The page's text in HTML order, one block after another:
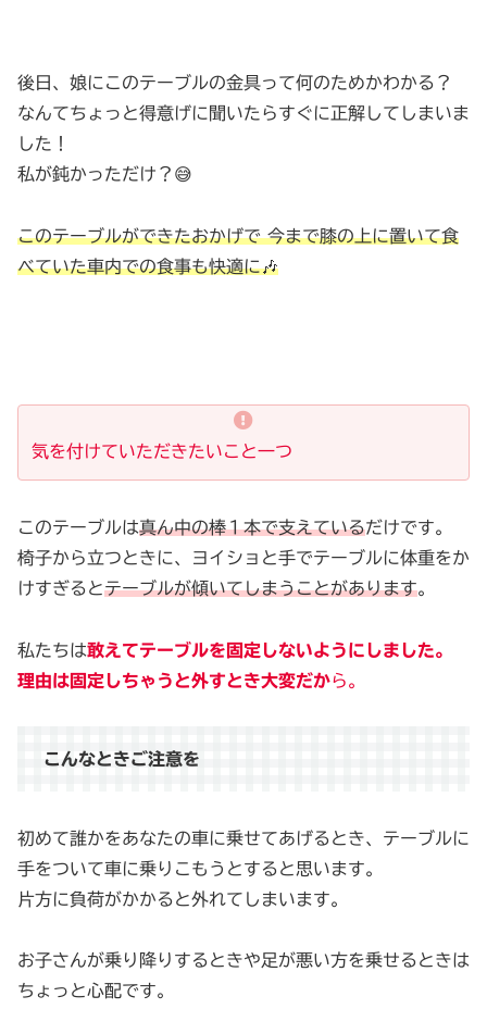
後日、娘にこのテーブルの金具って何のためかわかる？
なんてちょっと得意げに聞いたらすぐに正解してしまいま
した！
私が鈍かっただけ？😅
このテーブルができたおかげで 今まで膝の上に置いて食
べていた車内での食事も快適に🎶
気を付けていただきたいこと一つ
このテーブルは真ん中の棒１本で支えているだけです。
椅子から立つときに、ヨイショと手でテーブルに体重をか
けすぎるとテーブルが傾いてしまうことがあります。
私たちは敢えてテーブルを固定しないようにしました。
理由は固定しちゃうと外すとき大変だから。
こんなときご注意を
初めて誰かをあなたの車に乗せてあげるとき、テーブルに
手をついて車に乗りこもうとすると思います。
片方に負荷がかかると外れてしまいます。
お子さんが乗り降りするときや足が悪い方を乗せるときは
ちょっと心配です。